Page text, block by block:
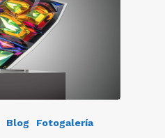
Blog
Fotogalería